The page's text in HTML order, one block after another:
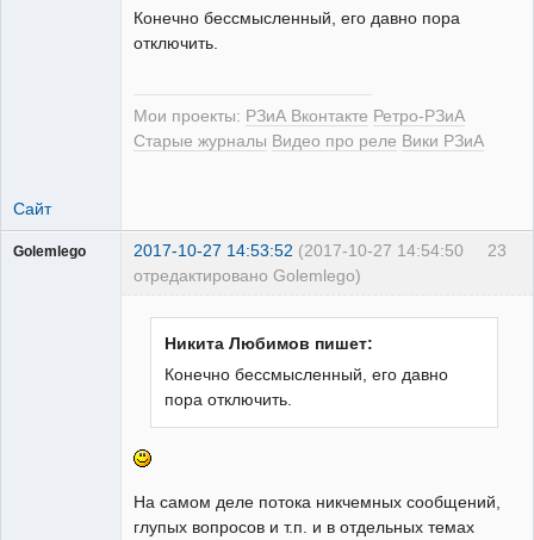
Конечно бессмысленный, его давно пора
отключить.
Мои проекты: РЗиА Вконтакте Ретро-РЗиА
Старые журналы Видео про реле Вики РЗиА
Сайт
23
Golemlego 2017-10-27 14:53:52 (2017-10-27 14:54:50
отредактировано Golemlego)
Никита Любимов пишет:
Конечно бессмысленный, его давно
пора отключить.
На самом деле потока никчемных сообщений,
глупых вопросов и т.п. и в отдельных темах